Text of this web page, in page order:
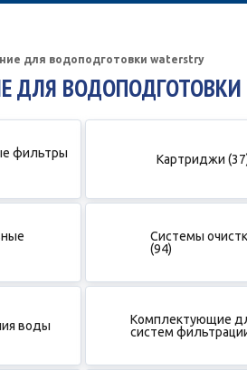
для водоподготовки waterstry
ВОДОПОДГОТОВКИ
фильтры
Картриджи
Системы
(94)
воды
Комплектующие
систем